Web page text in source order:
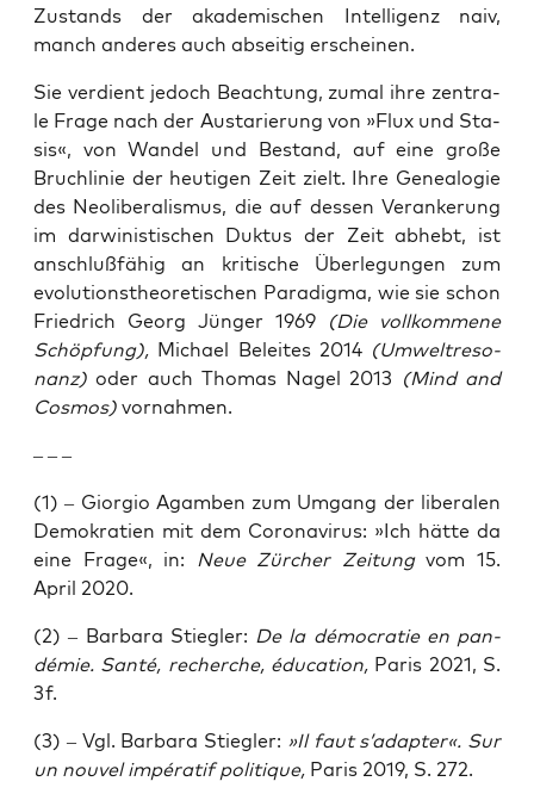
Zustands der aka­de­mi­schen Intel­li­genz naiv,
manch ande­res auch absei­tig erscheinen.
Sie ver­dient jedoch Beach­tung, zumal ihre zen­tra­
le Fra­ge nach der Aus­ta­rie­rung von »Flux und Sta­
sis«, von Wan­del und Bestand, auf eine gro­ße
Bruch­li­nie der heu­ti­gen Zeit zielt. Ihre Genea­lo­gie
des Neo­li­be­ra­lis­mus, die auf des­sen Ver­an­ke­rung
im dar­wi­nis­ti­schen Duk­tus der Zeit abhebt, ist
anschluß­fä­hig an kri­ti­sche Über­le­gun­gen zum
evo­lu­ti­ons­theo­re­ti­schen Para­dig­ma, wie sie schon
Fried­rich Georg Jün­ger 1969 (Die voll­kom­me­ne
Schöp­fung), Micha­el Belei­tes 2014 (Umwelt­re­so­
nanz) oder auch Tho­mas Nagel 2013 (Mind and
Cos­mos) vornahmen.
– – –
(1) – Gior­gio Agam­ben zum Umgang der libe­ra­len
Demo­kra­tien mit dem Coro­na­vi­rus: »Ich hät­te da
eine Fra­ge«, in: Neue Zür­cher Zei­tungvom 15.
April 2020.
(2) – Bar­ba­ra Stiegler: De la démo­cra­tie en pan­
dé­mie. San­té, recher­che, édu­ca­ti­on, Paris 2021, S.
3 f.
(3) – Vgl. Bar­ba­ra Stiegler: »Il faut s’adapter«. Sur
un nou­vel impé­ra­tif poli­tique, Paris 2019, S. 272.